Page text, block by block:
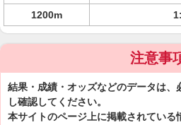
1200m
注意事
結果・成績・オッズなどのデータは、
し確認してください。
本サイトのページ上に掲載されている